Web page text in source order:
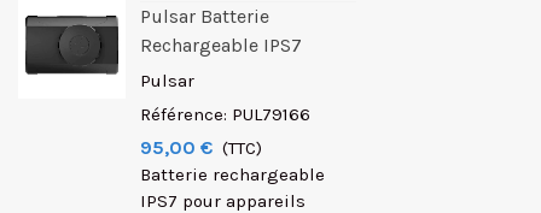
Pulsar Batterie
Rechargeable IPS7
Pulsar
Référence: PUL79166
95,00 € (TTC)
Batterie rechargeable
IPS7 pour appareils